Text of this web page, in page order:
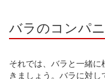
バラのコンパ
それでは、バラと一緒
きましょう。バラに対